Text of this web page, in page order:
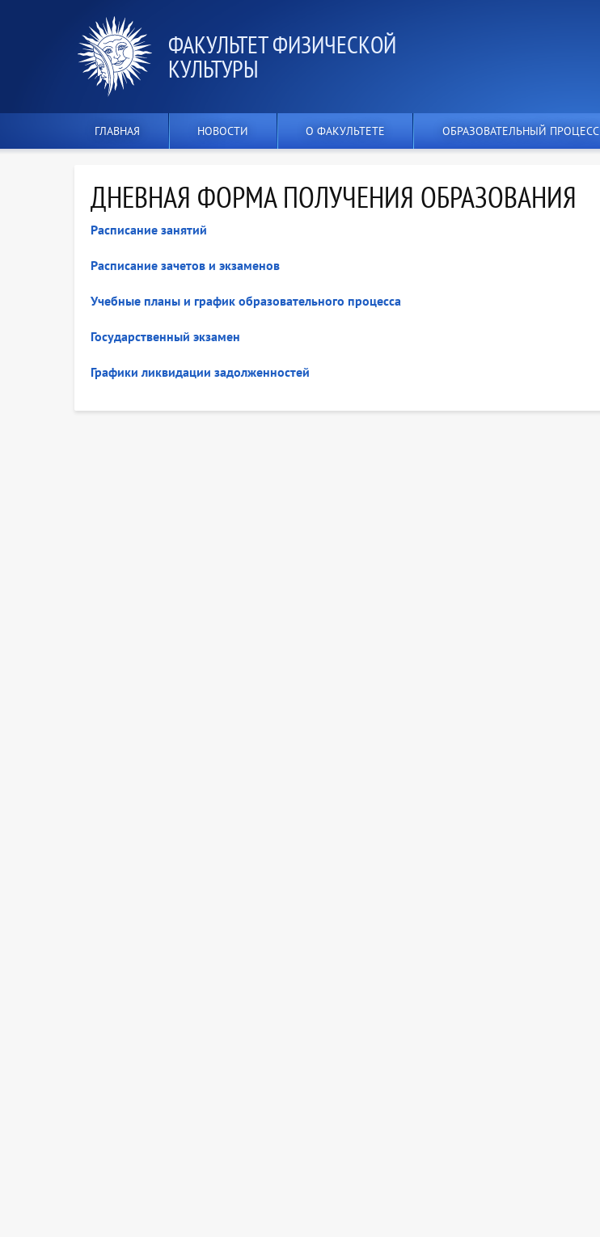
ФАКУЛЬТЕТ ФИЗИЧЕСКОЙ
КУЛЬТУРЫ
ГЛАВНАЯ НОВОСТИ О ФАКУЛЬТЕТЕ ОБРАЗОВАТЕЛЬНЫЙ ПРОЦЕСС
ДНЕВНАЯ ФОРМА ПОЛУЧЕНИЯ ОБРАЗОВАНИЯ
Расписание занятий
Расписание зачетов и экзаменов
Учебные планы и график образовательного процесса
Государственный экзамен
Графики ликвидации задолженностей